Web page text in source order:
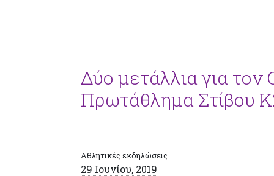
Δύο μετάλλια για
Πρωτάθλημα Στίβου
Αθλητικές εκδηλώσεις
29 Ιουνίου, 2019